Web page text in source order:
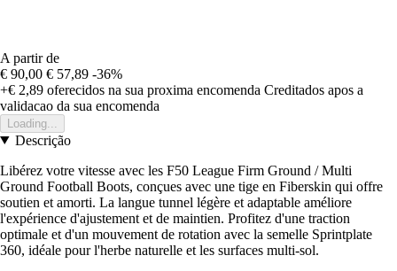
A partir de
€ 90,00 € 57,89 -36%
+€ 2,89 oferecidos na sua proxima encomenda Creditados apos a
validacao da sua encomenda
Loading...
Descrição
Libérez votre vitesse avec les F50 League Firm Ground / Multi
Ground Football Boots, conçues avec une tige en Fiberskin qui offre
soutien et amorti. La langue tunnel légère et adaptable améliore
l'expérience d'ajustement et de maintien. Profitez d'une traction
optimale et d'un mouvement de rotation avec la semelle Sprintplate
360, idéale pour l'herbe naturelle et les surfaces multi-sol.